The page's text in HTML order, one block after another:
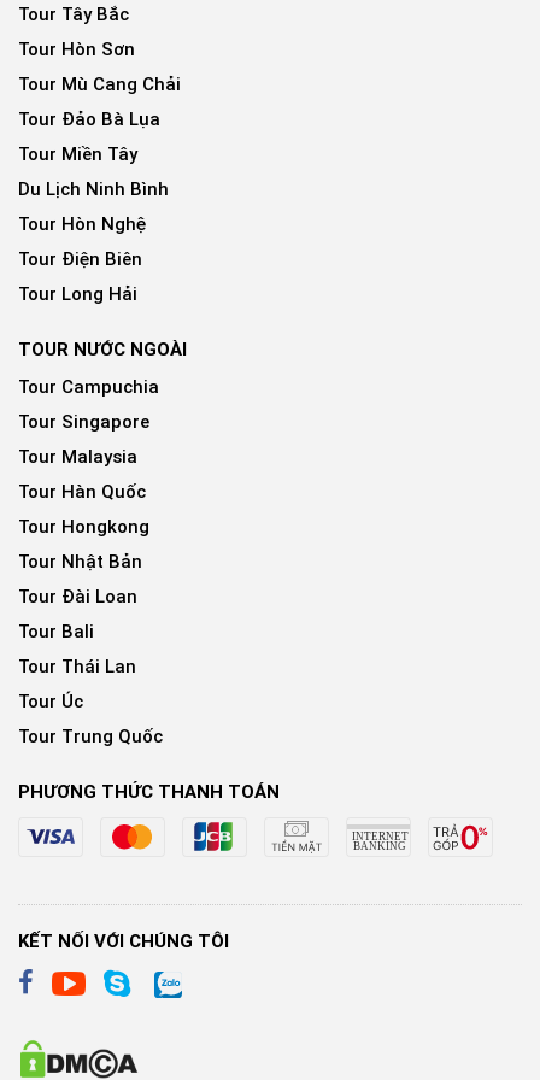
Tour Tây Bắc
Tour Hòn Sơn
Tour Mù Cang Chải
Tour Đảo Bà Lụa
Tour Miền Tây
Du Lịch Ninh Bình
Tour Hòn Nghệ
Tour Điện Biên
Tour Long Hải
TOUR NƯỚC NGOÀI
Tour Campuchia
Tour Singapore
Tour Malaysia
Tour Hàn Quốc
Tour Hongkong
Tour Nhật Bản
Tour Đài Loan
Tour Bali
Tour Thái Lan
Tour Úc
Tour Trung Quốc
PHƯƠNG THỨC THANH TOÁN
KẾT NỐI VỚI CHÚNG TÔI